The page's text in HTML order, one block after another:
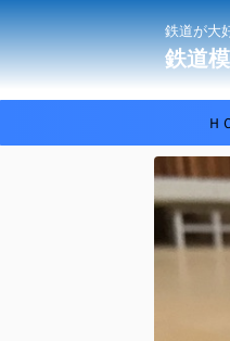
鉄道が大
鉄道
Ｈ